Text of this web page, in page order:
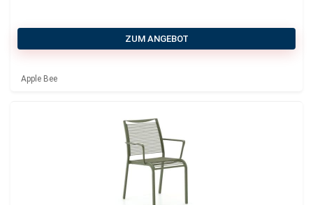
ZUM ANGEBOT
Apple Bee